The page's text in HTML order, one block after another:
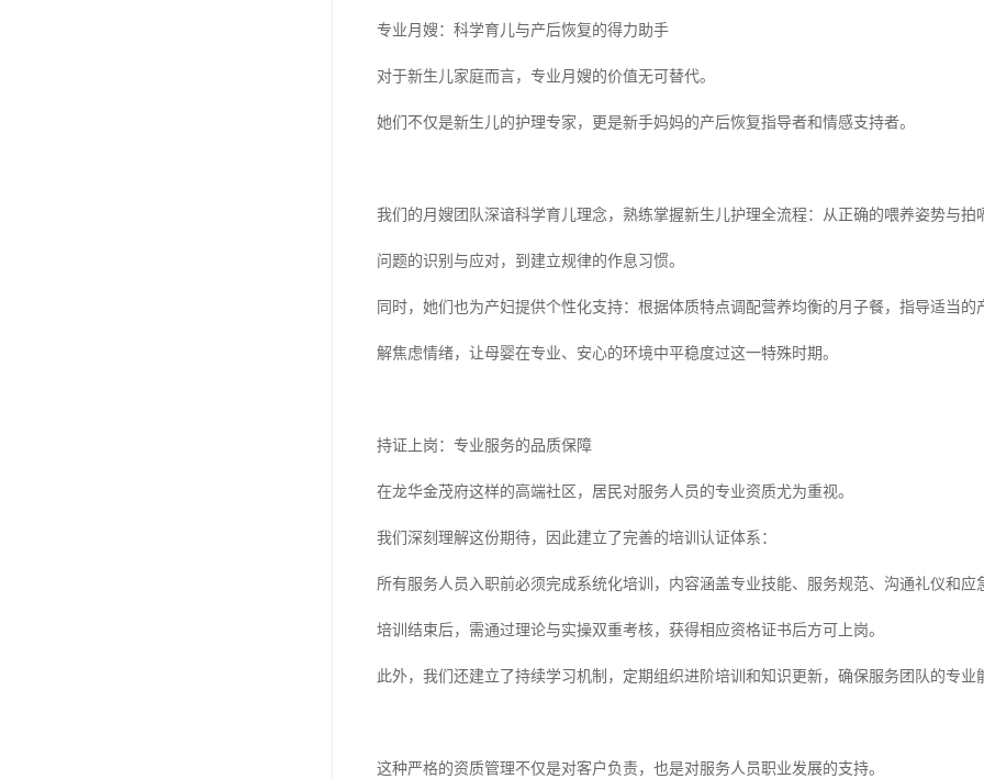
专业月嫂：科学育儿与产后恢复的得力助手
对于新生儿家庭而言，专业月嫂的价值无可替代。
她们不仅是新生儿的护理专家，更是新手妈妈的产后恢复指导者和情感支持者。
我们的月嫂团队深谙科学育儿理念，熟练掌握新生儿护理全流程：从正确的喂养姿势与
问题的识别与应对，到建立规律的作息习惯。
同时，她们也为产妇提供个性化支持：根据体质特点调配营养均衡的月子餐，指导适当
解焦虑情绪，让母婴在专业、安心的环境中平稳度过这一特殊时期。
持证上岗：专业服务的品质保障
在龙华金茂府这样的高端社区，居民对服务人员的专业资质尤为重视。
我们深刻理解这份期待，因此建立了完善的培训认证体系：
所有服务人员入职前必须完成系统化培训，内容涵盖专业技能、服务规范、沟通礼仪和应
培训结束后，需通过理论与实操双重考核，获得相应资格证书后方可上岗。
此外，我们还建立了持续学习机制，定期组织进阶培训和知识更新，确保服务团队的专业
这种严格的资质管理不仅是对客户负责，也是对服务人员职业发展的支持。